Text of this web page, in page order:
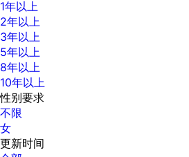
1年以上
2年以上
3年以上
5年以上
8年以上
10年以上
性别要求
不限
女
更新时间